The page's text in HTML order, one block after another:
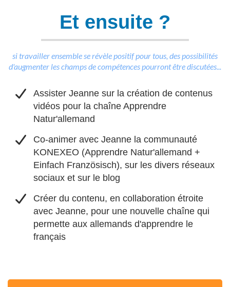
Et ensuite ?
si travailler ensemble se révèle positif pour tous, des possibilités
d'augmenter les champs de compétences pourront être discutées...
​Assister Jeanne sur la création de contenus
vidéos pour la chaîne Apprendre
Natur'allemand
Co-animer avec Jeanne la communauté
KONEXEO (Apprendre Natur'allemand +
Einfach Französisch), sur les divers réseaux
sociaux et sur le blog
​Créer du contenu, en collaboration étroite
avec Jeanne, pour une nouvelle chaîne qui
permette aux allemands d'apprendre le
français